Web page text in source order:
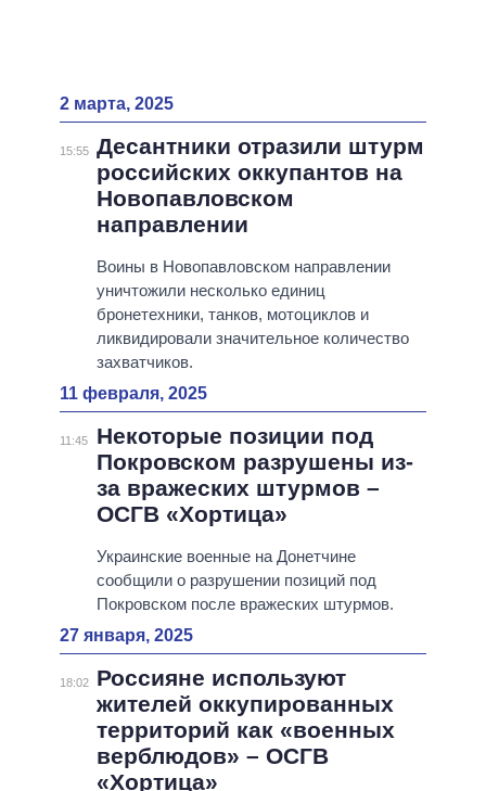
2 марта, 2025
15:55 Десантники отразили штурм
российских оккупантов на
Новопавловском
направлении
Воины в Новопавловском направлении
уничтожили несколько единиц
бронетехники, танков, мотоциклов и
ликвидировали значительное количество
захватчиков.
11 февраля, 2025
11:45
Некоторые позиции под
Покровском разрушены из-
за вражеских штурмов –
ОСГВ «Хортица»
Украинские военные на Донетчине
сообщили о разрушении позиций под
Покровском после вражеских штурмов.
27 января, 2025
18:02
Россияне используют
жителей оккупированных
территорий как «военных
верблюдов» – ОСГВ
«Хортица»